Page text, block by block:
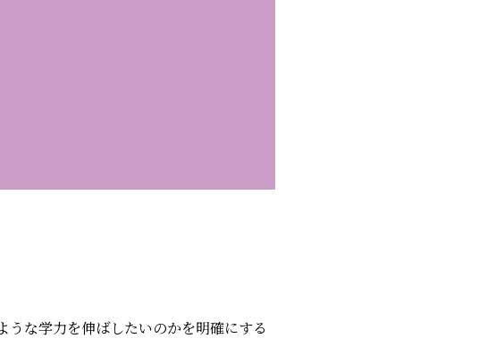
な学力を伸ばしたいのかを明確にする